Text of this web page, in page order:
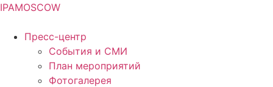
IPAMOSCOW
Пресс-центр
События и СМИ
План мероприятий
Фотогалерея